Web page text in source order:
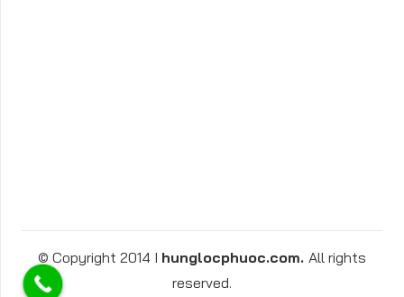
© Copyright 2014 I hunglocphuoc.com. All rights
reserved.